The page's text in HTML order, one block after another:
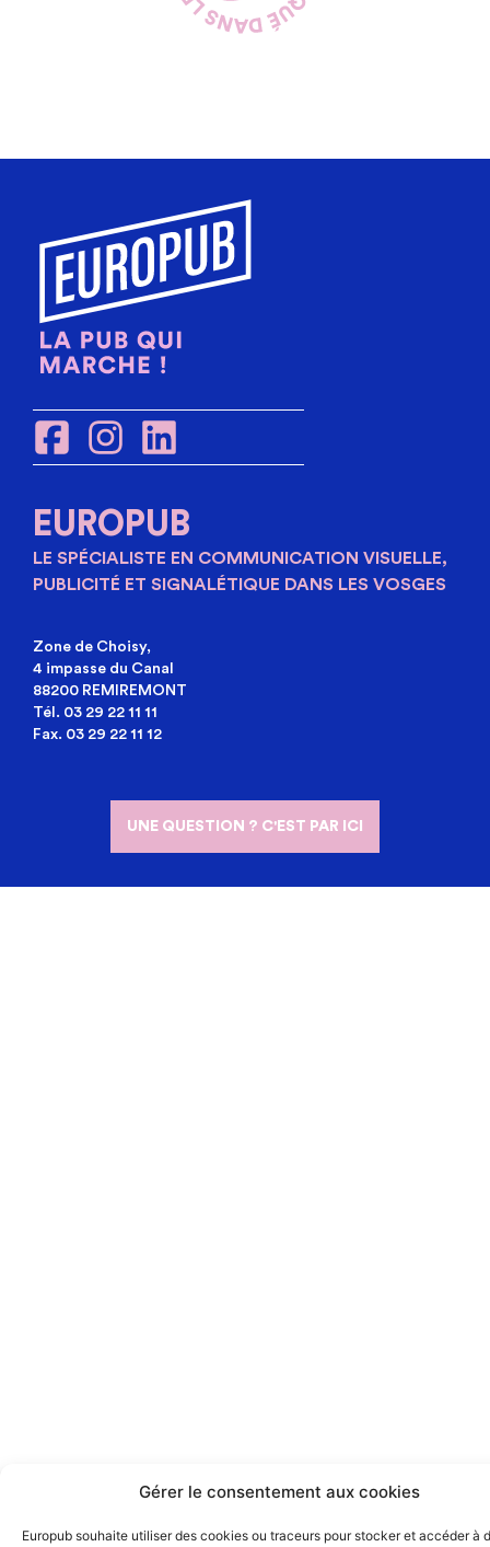
Gérer le consentement aux cookies
Europub souhaite utiliser des cookies ou traceurs pour stocker et accéder à
EUROPUB
LE SPÉCIALISTE EN COMMUNICATION VISUELLE,
PUBLICITÉ ET SIGNALÉTIQUE DANS LES VOSGES
Zone de Choisy,
4 impasse du Canal
88200 REMIREMONT
Tél. 03 29 22 11 11
Fax. 03 29 22 11 12
UNE QUESTION ? C'EST PAR ICI